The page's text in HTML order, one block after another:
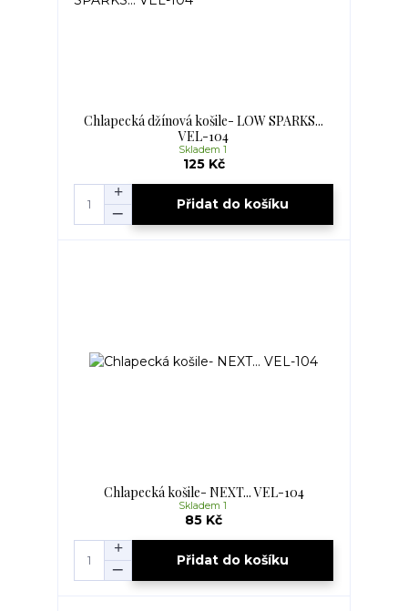
Chlapecká džínová košile- LOW SPARKS...
VEL-104
125 Kč
Skladem 1
Přidat do košíku
Chlapecká košile- NEXT... VEL-104
85 Kč
Skladem 1
Přidat do košíku